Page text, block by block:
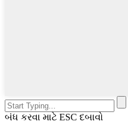
બંધ કરવા માટે ESC દબાવો